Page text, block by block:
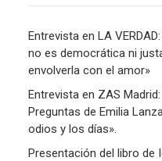
Entrevista en LA
no es democrática ni
envolverla con el amor»
Entrevista en ZAS Madrid:
Preguntas de Emilia
odios y los días».
Presentación del libro de